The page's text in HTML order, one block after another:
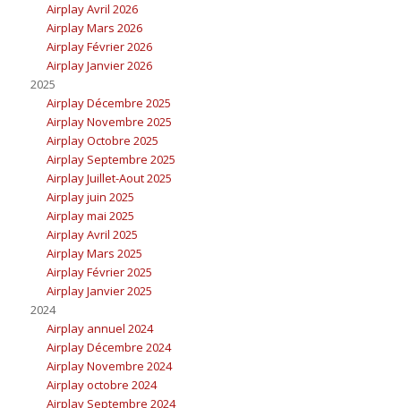
Airplay Avril 2026
Airplay Mars 2026
Airplay Février 2026
Airplay Janvier 2026
2025
Airplay Décembre 2025
Airplay Novembre 2025
Airplay Octobre 2025
Airplay Septembre 2025
Airplay Juillet-Aout 2025
Airplay juin 2025
Airplay mai 2025
Airplay Avril 2025
Airplay Mars 2025
Airplay Février 2025
Airplay Janvier 2025
2024
Airplay annuel 2024
Airplay Décembre 2024
Airplay Novembre 2024
Airplay octobre 2024
Airplay Septembre 2024